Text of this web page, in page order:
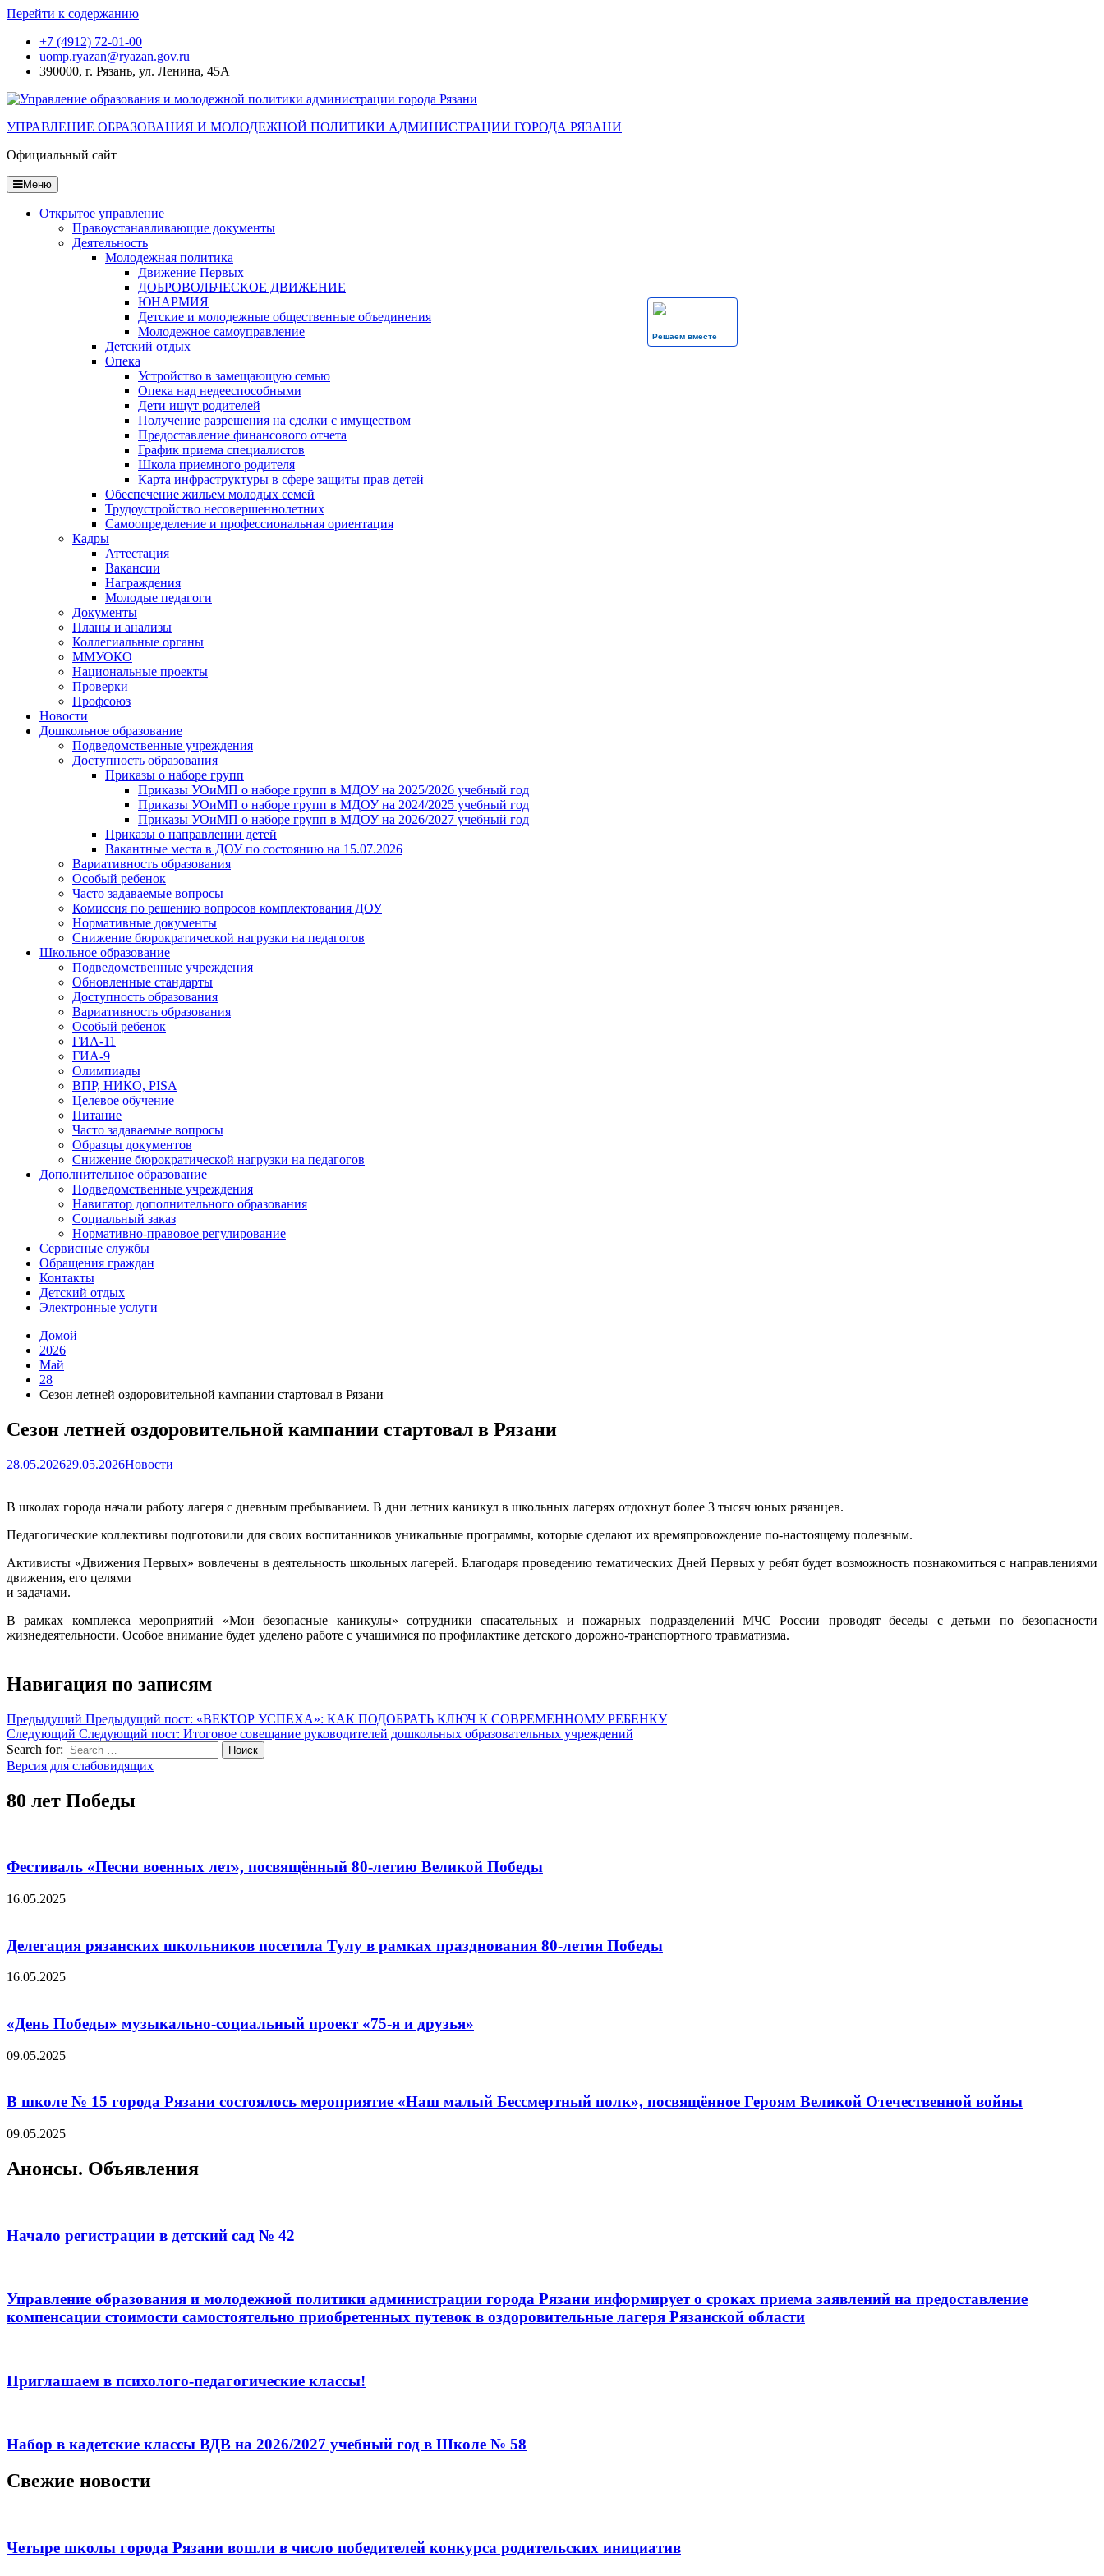
Перейти к содержанию
+7 (4912) 72-01-00
uomp.ryazan@ryazan.gov.ru
390000, г. Рязань, ул. Ленина, 45А
Решаем вместе
УПРАВЛЕНИЕ ОБРАЗОВАНИЯ И МОЛОДЕЖНОЙ ПОЛИТИКИ АДМИНИСТРАЦИИ ГОРОДА РЯЗАНИ
Официальный сайт
Меню
Открытое управление
Правоустанавливающие документы
Деятельность
Молодежная политика
Движение Первых
ДОБРОВОЛЬЧЕСКОЕ ДВИЖЕНИЕ
ЮНАРМИЯ
Детские и молодежные общественные объединения
Молодежное самоуправление
Детский отдых
Опека
Устройство в замещающую семью
Опека над недееспособными
Дети ищут родителей
Получение разрешения на сделки с имуществом
Предоставление финансового отчета
График приема специалистов
Школа приемного родителя
Карта инфраструктуры в сфере защиты прав детей
Обеспечение жильем молодых семей
Трудоустройство несовершеннолетних
Самоопределение и профессиональная ориентация
Кадры
Аттестация
Вакансии
Награждения
Молодые педагоги
Документы
Планы и анализы
Коллегиальные органы
ММУОКО
Национальные проекты
Проверки
Профсоюз
Новости
Дошкольное образование
Подведомственные учреждения
Доступность образования
Приказы о наборе групп
Приказы УОиМП о наборе групп в МДОУ на 2025/2026 учебный год
Приказы УОиМП о наборе групп в МДОУ на 2024/2025 учебный год
Приказы УОиМП о наборе групп в МДОУ на 2026/2027 учебный год
Приказы о направлении детей
Вакантные места в ДОУ по состоянию на 15.07.2026
Вариативность образования
Особый ребенок
Часто задаваемые вопросы
Комиссия по решению вопросов комплектования ДОУ
Нормативные документы
Снижение бюрократической нагрузки на педагогов
Школьное образование
Подведомственные учреждения
Обновленные стандарты
Доступность образования
Вариативность образования
Особый ребенок
ГИА-11
ГИА-9
Олимпиады
ВПР, НИКО, PISA
Целевое обучение
Питание
Часто задаваемые вопросы
Образцы документов
Снижение бюрократической нагрузки на педагогов
Дополнительное образование
Подведомственные учреждения
Навигатор дополнительного образования
Социальный заказ
Нормативно-правовое регулирование
Сервисные службы
Обращения граждан
Контакты
Детский отдых
Электронные услуги
Домой
2026
Май
28
Сезон летней оздоровительной кампании стартовал в Рязани
Сезон летней оздоровительной кампании стартовал в Рязани
28.05.202629.05.2026Новости
В школах города начали работу лагеря с дневным пребыванием. В дни летних каникул в школьных лагерях отдохнут более 3 тысяч юных рязанцев.
Педагогические коллективы подготовили для своих воспитанников уникальные программы, которые сделают их времяпровождение по-настоящему полезным.
Активисты «Движения Первых» вовлечены в деятельность школьных лагерей. Благодаря проведению тематических Дней Первых у ребят будет возможность познакомиться с направлениями
движения, его целями
и задачами.
В рамках комплекса мероприятий «Мои безопасные каникулы» сотрудники спасательных и пожарных подразделений МЧС России проводят беседы с детьми по безопасности
жизнедеятельности. Особое внимание будет уделено работе с учащимися по профилактике детского дорожно-транспортного травматизма.
Навигация по записям
Предыдущий Предыдущий пост: «ВЕКТОР УСПЕХА»: КАК ПОДОБРАТЬ КЛЮЧ К СОВРЕМЕННОМУ РЕБЕНКУ
Следующий Следующий пост: Итоговое совещание руководителей дошкольных образовательных учреждений
Search for:
Поиск
Версия для слабовидящих
80 лет Победы
Фестиваль «Песни военных лет», посвящённый 80-летию Великой Победы
16.05.2025
Делегация рязанских школьников посетила Тулу в рамках празднования 80-летия Победы
16.05.2025
«День Победы» музыкально-социальный проект «75-я и друзья»
09.05.2025
В школе № 15 города Рязани состоялось мероприятие «Наш малый Бессмертный полк», посвящённое Героям Великой Отечественной войны
09.05.2025
Анонсы. Объявления
Начало регистрации в детский сад № 42
Управление образования и молодежной политики администрации города Рязани информирует о сроках приема заявлений на предоставление
компенсации стоимости самостоятельно приобретенных путевок в оздоровительные лагеря Рязанской области
Приглашаем в психолого-педагогические классы!
Набор в кадетские классы ВДВ на 2026/2027 учебный год в Школе № 58
Свежие новости
Четыре школы города Рязани вошли в число победителей конкурса родительских инициатив